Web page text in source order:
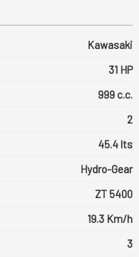
Kawasaki
31 HP
999 c.c.
2
45.4 lts
Hydro-Gear
ZT 5400
19.3 Km/h
3